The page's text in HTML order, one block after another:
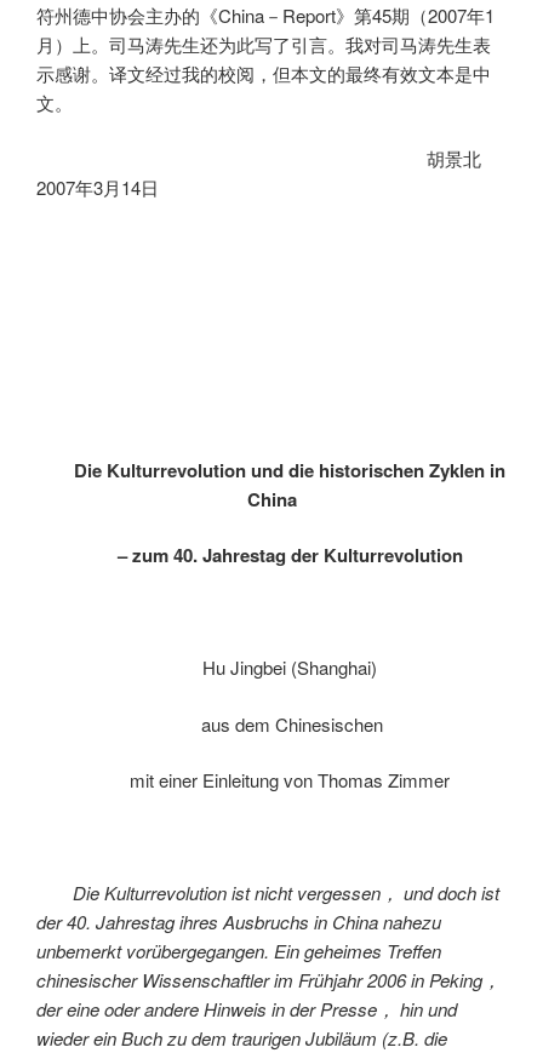
符州德中协会主办的《China－ Report》第45期（2007年1
月）上。司马涛先生还为此写了引言。我对司马涛先生表
示感谢。译文经过我的校阅，但本文的最终有效文本是中
文。
胡景北
2007年3月14日
Die Kulturrevolution und die historischen Zyklen in
China
– zum 40. Jahrestag der Kulturrevolution
Hu Jingbei (Shanghai)
aus dem Chinesischen
mit einer Einleitung von Thomas Zimmer
Die Kulturrevolution ist nicht vergessen， und doch ist
der 40. Jahrestag ihres Ausbruchs in China nahezu
unbemerkt vorübergegangen. Ein geheimes Treffen
chinesischer Wissenschaftler im Frühjahr 2006 in Peking，
der eine oder andere Hinweis in der Presse， hin und
wieder ein Buch zu dem traurigen Jubiläum (z.B. die